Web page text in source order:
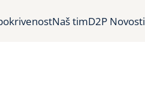
Naš timD2P Novosti